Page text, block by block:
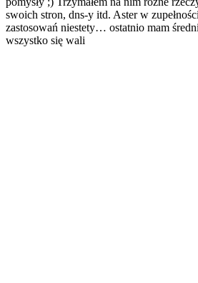
swoich stron, dns-y itd. Aster w
zastosowań niestety… ostatnio mam
wszystko się wali